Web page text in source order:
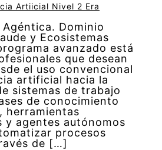
Artiicial Nivel 2 Era
Dominio
y Ecosistemas
avanzado está
que desean
el uso convencional
artificial hacia la
sistemas de trabajo
de conocimiento
herramientas
y agentes autónomos
procesos
de […]